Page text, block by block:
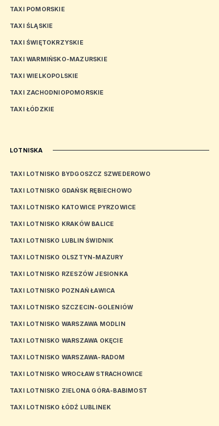
TAXI POMORSKIE
TAXI ŚLĄSKIE
TAXI ŚWIĘTOKRZYSKIE
TAXI WARMIŃSKO-MAZURSKIE
TAXI WIELKOPOLSKIE
TAXI ZACHODNIOPOMORSKIE
TAXI ŁÓDZKIE
LOTNISKA
TAXI LOTNISKO BYDGOSZCZ SZWEDEROWO
TAXI LOTNISKO GDAŃSK RĘBIECHOWO
TAXI LOTNISKO KATOWICE PYRZOWICE
TAXI LOTNISKO KRAKÓW BALICE
TAXI LOTNISKO LUBLIN ŚWIDNIK
TAXI LOTNISKO OLSZTYN-MAZURY
TAXI LOTNISKO RZESZÓW JESIONKA
TAXI LOTNISKO POZNAŃ ŁAWICA
TAXI LOTNISKO SZCZECIN-GOLENIÓW
TAXI LOTNISKO WARSZAWA MODLIN
TAXI LOTNISKO WARSZAWA OKĘCIE
TAXI LOTNISKO WARSZAWA-RADOM
TAXI LOTNISKO WROCŁAW STRACHOWICE
TAXI LOTNISKO ZIELONA GÓRA-BABIMOST
TAXI LOTNISKO ŁÓDŹ LUBLINEK